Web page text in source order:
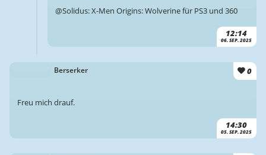
12:14
06. SEP. 2025
@Solidus: X-Men Origins: Wolverine für PS3 und 360
0
14:30
05. SEP. 2025
Freu mich drauf.